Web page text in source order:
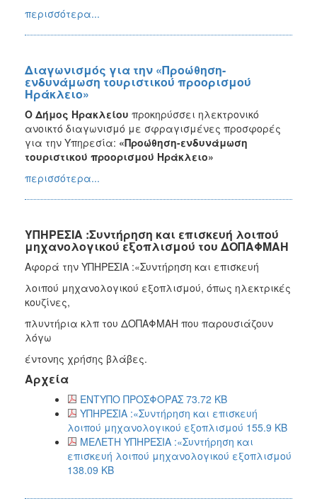
περισσότερα...
Διαγωνισμός για την «Προώθηση-
ενδυνάμωση τουριστικού προορισμού
Ηράκλειο»
Ο Δήμος Ηρακλείου προκηρύσσει ηλεκτρονικό
ανοικτό διαγωνισμό με σφραγισμένες προσφορές
για την Υπηρεσία: «Προώθηση-ενδυνάμωση
τουριστικού προορισμού Ηράκλειο»
περισσότερα...
ΥΠΗΡΕΣΙΑ :Συντήρηση και επισκευή λοιπού
μηχανολογικού εξοπλισμού του ΔΟΠΑΦΜΑΗ
Αφορά την ΥΠΗΡΕΣΙΑ :«Συντήρηση και επισκευή
λοιπού μηχανολογικού εξοπλισμού, όπως ηλεκτρικές
κουζίνες,
πλυντήρια κλπ του ΔΟΠΑΦΜΑΗ που παρουσιάζουν
λόγω
έντονης χρήσης βλάβες.
Αρχεία
ΕΝΤΥΠΟ ΠΡΟΣΦΟΡΑΣ 73.72 KB
ΥΠΗΡΕΣΙΑ :«Συντήρηση και επισκευή
λοιπού μηχανολογικού εξοπλισμού 155.9 KB
ΜΕΛΕΤΗ ΥΠΗΡΕΣΙΑ :«Συντήρηση και
επισκευή λοιπού μηχανολογικού εξοπλισμού
138.09 KB